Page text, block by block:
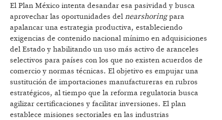
El Plan México intenta desandar esa pasividad y busca
aprovechar las oportunidades del nearshoringpara
apalancar una estrategia productiva, estableciendo
exigencias de contenido nacional mínimo en adquisiciones
del Estado y habilitando un uso más activo de aranceles
selectivos para países con los que no existen acuerdos de
comercio y normas técnicas. El objetivo es empujar una
sustitución de importaciones manufactureras en rubros
estratégicos, al tiempo que la reforma regulatoria busca
agilizar certificaciones y facilitar inversiones. El plan
establece misiones sectoriales en las industrias